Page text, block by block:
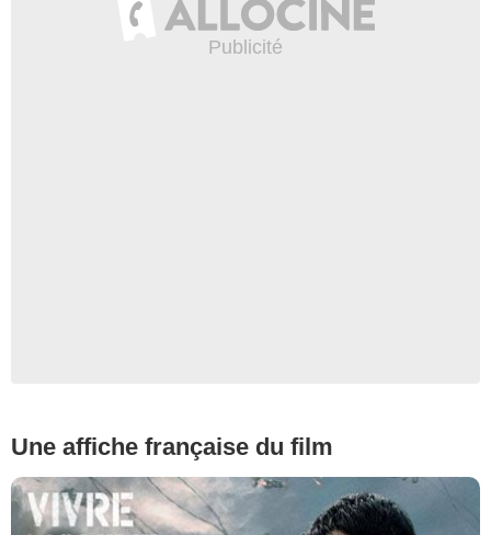
Une affiche française du film